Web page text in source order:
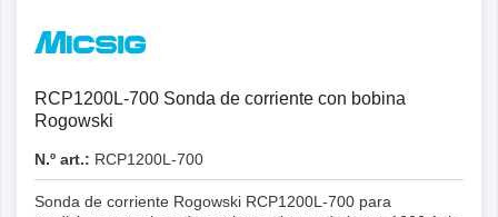
RCP1200L-700 Sonda de corriente con bobina
Rogowski
N.º art.: RCP1200L-700
Sonda de corriente Rogowski RCP1200L-700 para